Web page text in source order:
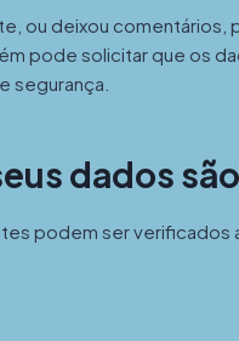
ou deixou
pode solicitar que os
segurança.
dados
podem ser